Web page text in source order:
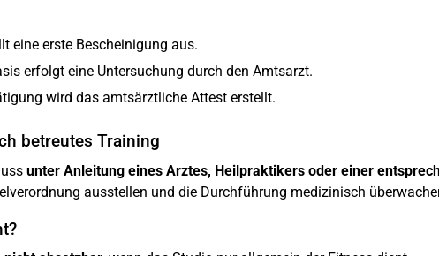
eine erste Bescheinigung aus.
erfolgt eine Untersuchung durch den Amtsarzt.
wird das amtsärztliche Attest erstellt.
betreutes Training
unter Anleitung eines Arztes, Heilpraktikers oder einer
ausstellen und die Durchführung medizinisch